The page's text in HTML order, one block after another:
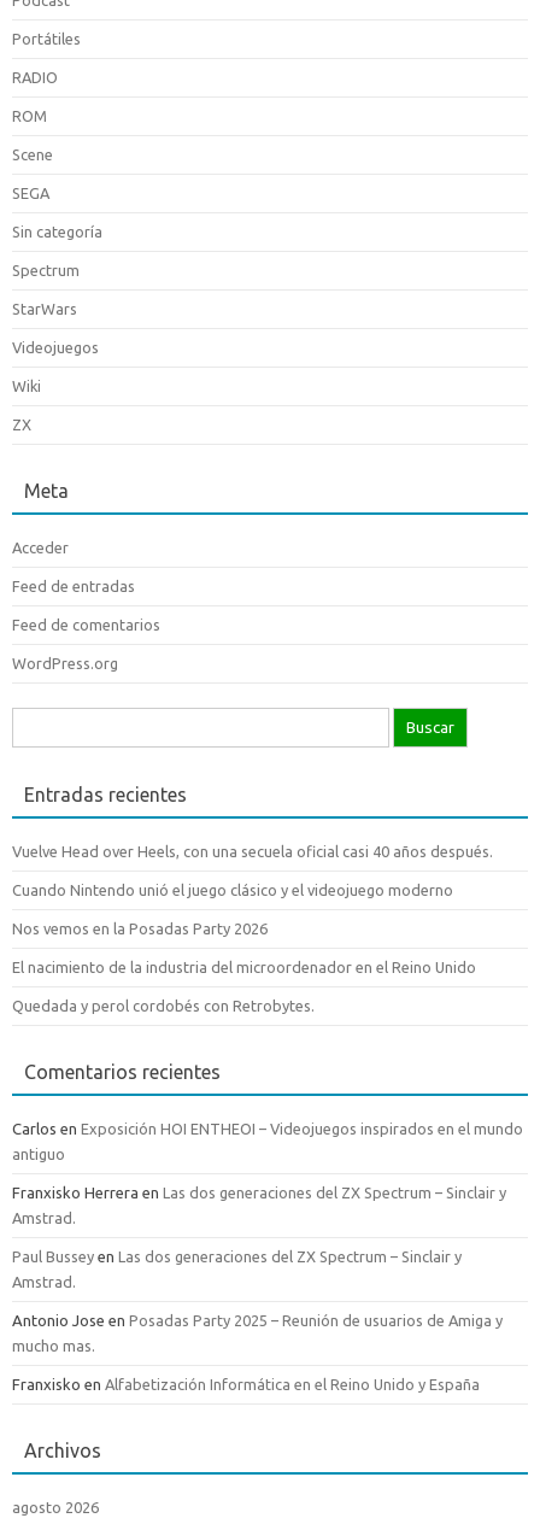
Portátiles
RADIO
ROM
Scene
SEGA
Sin categoría
Spectrum
StarWars
Videojuegos
Wiki
ZX
Meta
Acceder
Feed de entradas
Feed de comentarios
WordPress.org
Entradas recientes
Vuelve Head over Heels, con una secuela oficial casi 40 años después.
Cuando Nintendo unió el juego clásico y el videojuego moderno
Nos vemos en la Posadas Party 2026
El nacimiento de la industria del microordenador en el Reino Unido
Quedada y perol cordobés con Retrobytes.
Comentarios recientes
Carlos en Exposición HOI ENTHEOI – Videojuegos inspirados en el mundo
antiguo
Franxisko Herrera en Las dos generaciones del ZX Spectrum – Sinclair y
Amstrad.
Paul Bussey en Las dos generaciones del ZX Spectrum – Sinclair y
Amstrad.
Antonio Jose en Posadas Party 2025 – Reunión de usuarios de Amiga y
mucho mas.
Franxisko en Alfabetización Informática en el Reino Unido y España
Archivos
agosto 2026